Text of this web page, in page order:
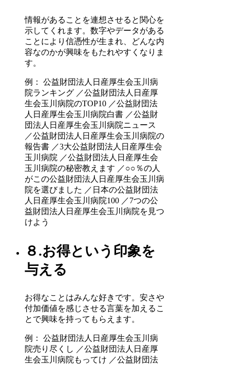
情報があることを連想させると関心を
示してくれます。数字やデータがある
ことにより信憑性が生まれ、どんな内
容なのかが興味をもたれやすくなりま
す。
例： 公益財団法人日産厚生会玉川病
院ランキング ／公益財団法人日産厚
生会玉川病院のTOP10 ／公益財団法
人日産厚生会玉川病院白書 ／公益財
団法人日産厚生会玉川病院ニュース
／公益財団法人日産厚生会玉川病院の
報告書 ／3大公益財団法人日産厚生会
玉川病院 ／公益財団法人日産厚生会
玉川病院の秘密教えます ／○○％の人
がこの公益財団法人日産厚生会玉川病
院を選びました ／日本の公益財団法
人日産厚生会玉川病院100 ／7つの公
益財団法人日産厚生会玉川病院を見つ
けよう
８.お得という印象を
与える
お得なことはみんな好きです。安さや
付加価値を感じさせる言葉を加えるこ
とで興味を持ってもらえます。
例： 公益財団法人日産厚生会玉川病
院売り尽くし ／公益財団法人日産厚
生会玉川病院もってけ ／公益財団法